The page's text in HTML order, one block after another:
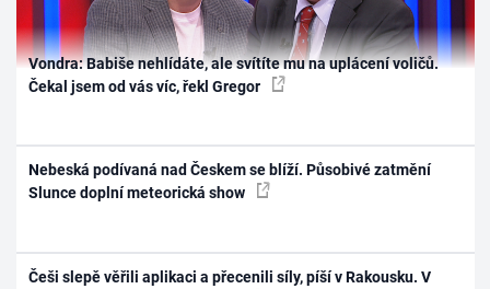
Vondra: Babiše nehlídáte, ale svítíte mu na uplácení voličů.
Čekal jsem od vás víc, řekl Gregor
Nebeská podívaná nad Českem se blíží. Působivé zatmění
Slunce doplní meteorická show
Češi slepě věřili aplikaci a přecenili síly, píší v Rakousku. V